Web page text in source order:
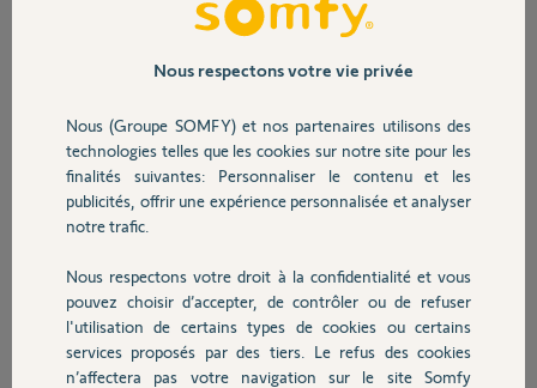
Sécurité
Domotique
Chauffage
Autres produits
Après branchement du moteur pas de réaction va et vient j’ai essayé
la procédure 2 8 2 pas de réaction, +procedure télécommande rien
non plus. Comment savoir si le moteur fonctionne il est neuf ?
Serge G.
il y a plus d'un an
Participer au fil de discussion
Réponses
Nous respectons votre vie privée
Nous (Groupe SOMFY) et nos partenaires utilisons des
technologies telles que les cookies sur notre site pour les
finalités suivantes: Personnaliser le contenu et les
publicités, offrir une expérience personnalisée et analyser
notre trafic.
Nous respectons votre droit à la confidentialité et vous
pouvez choisir d’accepter, de contrôler ou de refuser
l'utilisation de certains types de cookies ou certains
services proposés par des tiers. Le refus des cookies
n’affectera pas votre navigation sur le site Somfy